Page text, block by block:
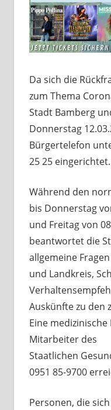
Da sich die
zum Thema
Stadt Bamberg
Donnerstag
Bürgertelefon
25 25 eingerichtet.
Während den
bis Donnerstag
und Freitag von
beantwortet die
allgemeine
und Landkreis,
Auskünfte zu den
Eine
Mitarbeiter des
Staatlichen
0951 85-9700
Personen, die